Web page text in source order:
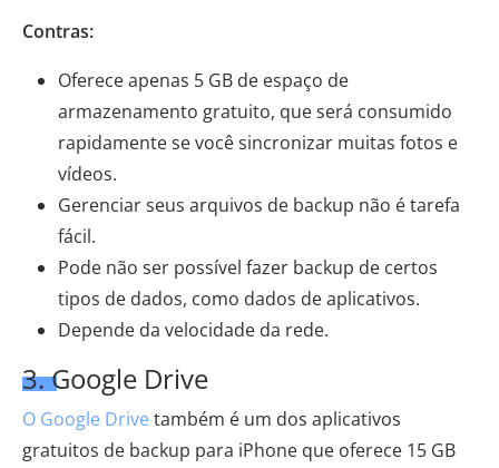
Contras:
Oferece apenas 5 GB de espaço de
armazenamento gratuito, que será consumido
rapidamente se você sincronizar muitas fotos e
vídeos.
Gerenciar seus arquivos de backup não é tarefa
fácil.
Pode não ser possível fazer backup de certos
tipos de dados, como dados de aplicativos.
Depende da velocidade da rede.
3. Google Drive
O Google Drive também é um dos aplicativos
gratuitos de backup para iPhone que oferece 15 GB